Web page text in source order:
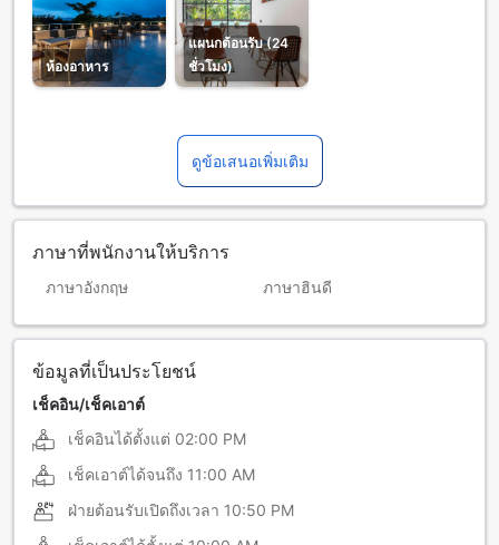
ห้องอาหาร
แผนกต้อนรับ (24
ชั่วโมง)
ดูข้อเสนอเพิ่มเติม
ภาษาที่พนักงานให้บริการ
ภาษาอังกฤษ ภาษาฮินดี
ข้อมูลที่เป็นประโยชน์
เช็คอิน/เช็คเอาต์
เช็คอินได้ตั้งแต่ 02:00 PM
เช็คเอาต์ได้จนถึง 11:00 AM
ฝ่ายต้อนรับเปิดถึงเวลา 10:50 PM